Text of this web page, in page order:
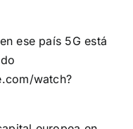
ese país 5G está
watch?